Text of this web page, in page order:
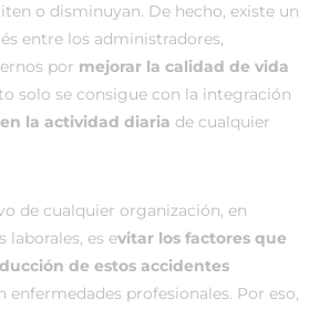
o disminuyan. De hecho, existe un
entre los administradores,
por mejorar la calidad de vida
solo se consigue con la integración
la actividad diaria de cualquier
de cualquier organización, en
laborales, es evitar los factores que
de estos accidentes
enfermedades profesionales. Por eso,